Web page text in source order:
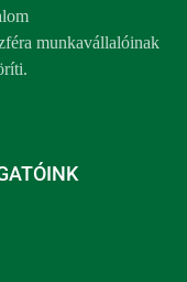
munkavállalóinak